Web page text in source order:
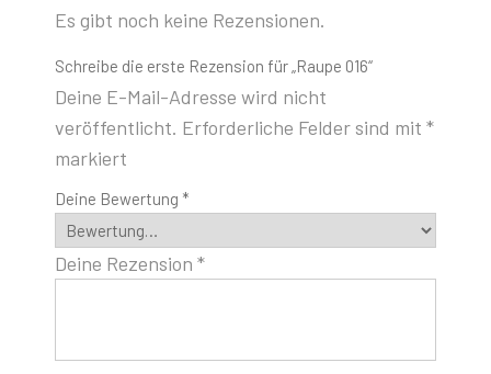
Es gibt noch keine Rezensionen.
Schreibe die erste Rezension für „Raupe 016“
Deine E-Mail-Adresse wird nicht
veröffentlicht. Erforderliche Felder sind mit *
markiert
Deine Bewertung *
Deine Rezension *